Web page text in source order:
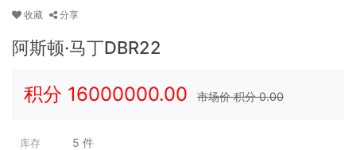
收藏 分享
阿斯顿·马丁DBR22
积分 16000000.00 市场价 积分0.00
库存 5 件